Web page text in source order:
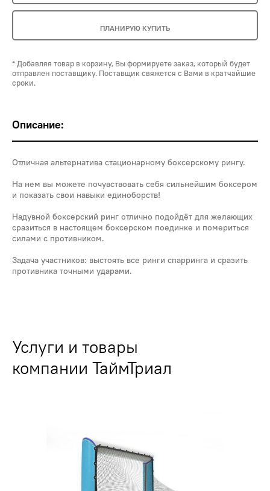
ПЛАНИРУЮ КУПИТЬ
* Добавляя товар в корзину, Вы формируете заказ, который будет
отправлен поставщику. Поставщик свяжется с Вами в кратчайшие
сроки.
Описание:
Отличная альтернатива стационарному боксерскому рингу.
На нем вы можете почувствовать себя сильнейшим боксером
и показать свои навыки единоборств!
Надувной боксерский ринг отлично подойдёт для желающих
сразиться в настоящем боксерском поединке и помериться
силами с противником.
Задача участников: выстоять все ринги спарринга и сразить
противника точными ударами.
Услуги и товары
компании ТаймТриал